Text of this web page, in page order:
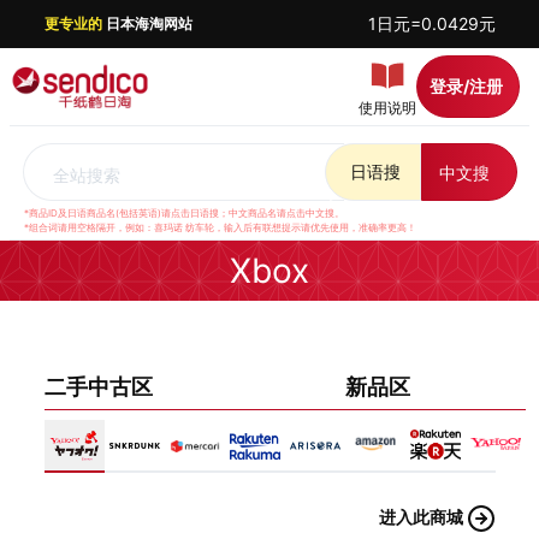
更专业的日本海淘网站 1日元=0.0429元
使用说明
登录/注册
全站搜索 日语搜 中文搜
*商品ID及日语商品名(包括英语)请点击日语搜；中文商品名请点击中文搜。
*组合词请用空格隔开，例如：喜玛诺 纺车轮，输入后有联想提示请优先使用，准确率更高！
Xbox
二手中古区 新品区
进入此商城